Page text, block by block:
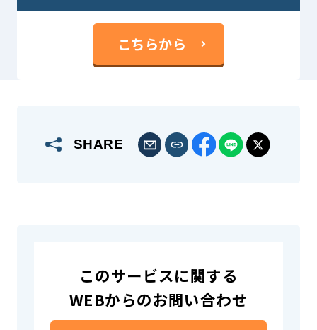
こちらから
SHARE
このサービスに関する
WEBからのお問い合わせ